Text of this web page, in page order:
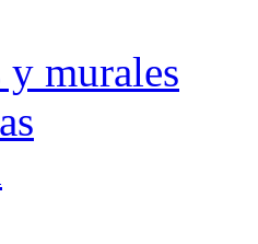
murales